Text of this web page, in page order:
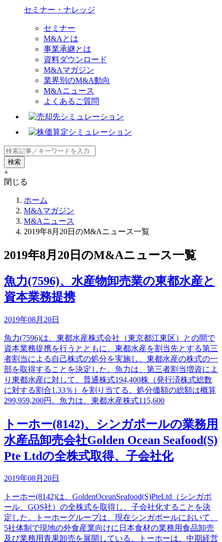
セミナー・ナレッジ
セミナー
M&Aとは
事業承継とは
資料ダウンロード
M&Aマガジン
業界別のM&A動向
M&Aニュース
よくあるご質問
+
閉じる
ホーム
M&Aマガジン
M&Aニュース
2019年8月20日のM&Aニュース一覧
2019年8月20日のM&Aニュース一覧
魚力(7596)、水産物卸売業の東都水産と
資本業務提携
2019年08月20日
魚力(7596)は、東都水産株式会社（東京都江東区）との間で
資本業務提携を行うとともに、東都水産を割当先とする第三
者割当による自己株式の処分を実施し、東都水産の株式の一
部を取得することを決定した。魚力は、第三者割当増資によ
り東都水産に対して、普通株式194,400株（発行済株式総数
に対する割合1.33％）を割り当てる。処分価額の総額は概算
299,959,200円。魚力は、東都水産株式115,600
トーホー(8142)、シンガポールの業務用
水産品卸売会社Golden Ocean Seafood(S)
Pte Ltdの全株式取得、子会社化
2019年08月20日
トーホー(8142)は、GoldenOceanSeafood(S)PteLtd（シンガポ
ール、GOS社）の全株式を取得し、子会社化することを決
定した。トーホーグループは、現在シンガポールにおいて、
5社体制で現地の外食産業向けに日本食材の業務用食品卸売
及び業務用青果卸売を展開している。トーホーは、中期経営